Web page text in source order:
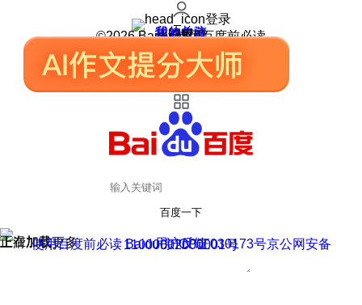
登录
我的关注
我的收藏
皮肤中心
用户反馈
设置
©2026 Baidu 使用百度前必读
百度一下
正在加载
上滑加载更多 用户反馈
使用百度前必读 Baidu 京ICP证030173号
京公网安备11000002000001号